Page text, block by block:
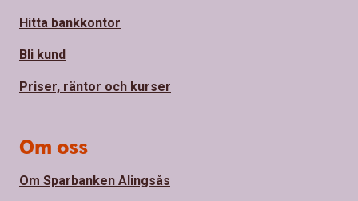
Hitta bankkontor
Bli kund
Priser, räntor och kurser
Om oss
Om Sparbanken Alingsås